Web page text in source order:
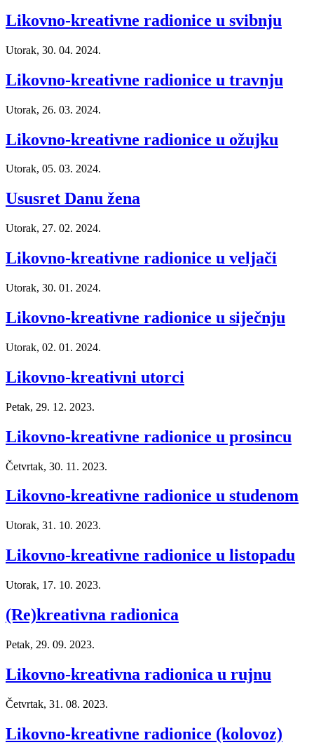
Likovno-kreativne radionice u svibnju
Utorak, 30. 04. 2024.
Likovno-kreativne radionice u travnju
Utorak, 26. 03. 2024.
Likovno-kreativne radionice u ožujku
Utorak, 05. 03. 2024.
Ususret Danu žena
Utorak, 27. 02. 2024.
Likovno-kreativne radionice u veljači
Utorak, 30. 01. 2024.
Likovno-kreativne radionice u siječnju
Utorak, 02. 01. 2024.
Likovno-kreativni utorci
Petak, 29. 12. 2023.
Likovno-kreativne radionice u prosincu
Četvrtak, 30. 11. 2023.
Likovno-kreativne radionice u studenom
Utorak, 31. 10. 2023.
Likovno-kreativne radionice u listopadu
Utorak, 17. 10. 2023.
(Re)kreativna radionica
Petak, 29. 09. 2023.
Likovno-kreativna radionica u rujnu
Četvrtak, 31. 08. 2023.
Likovno-kreativne radionice (kolovoz)